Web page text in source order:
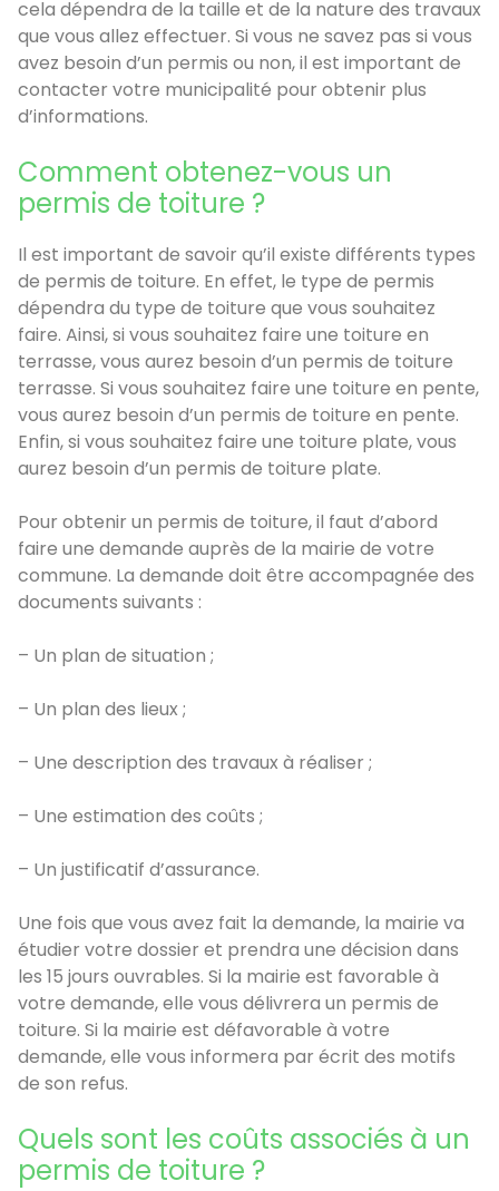
cela dépendra de la taille et de la nature des travaux
que vous allez effectuer. Si vous ne savez pas si vous
avez besoin d’un permis ou non, il est important de
contacter votre municipalité pour obtenir plus
d’informations.
Comment obtenez-vous un
permis de toiture ?
Il est important de savoir qu’il existe différents types
de permis de toiture. En effet, le type de permis
dépendra du type de toiture que vous souhaitez
faire. Ainsi, si vous souhaitez faire une toiture en
terrasse, vous aurez besoin d’un permis de toiture
terrasse. Si vous souhaitez faire une toiture en pente,
vous aurez besoin d’un permis de toiture en pente.
Enfin, si vous souhaitez faire une toiture plate, vous
aurez besoin d’un permis de toiture plate.
Pour obtenir un permis de toiture, il faut d’abord
faire une demande auprès de la mairie de votre
commune. La demande doit être accompagnée des
documents suivants :
– Un plan de situation ;
– Un plan des lieux ;
– Une description des travaux à réaliser ;
– Une estimation des coûts ;
– Un justificatif d’assurance.
Une fois que vous avez fait la demande, la mairie va
étudier votre dossier et prendra une décision dans
les 15 jours ouvrables. Si la mairie est favorable à
votre demande, elle vous délivrera un permis de
toiture. Si la mairie est défavorable à votre
demande, elle vous informera par écrit des motifs
de son refus.
Quels sont les coûts associés à un
permis de toiture ?